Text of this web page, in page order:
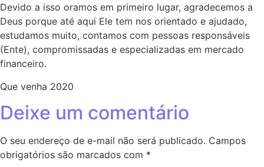
Devido a isso oramos em primeiro lugar, agradecemos a
Deus porque até aqui Ele tem nos orientado e ajudado,
estudamos muito, contamos com pessoas responsáveis
(Ente), compromissadas e especializadas em mercado
financeiro.
Que venha 2020
Deixe um comentário
O seu endereço de e-mail não será publicado. Campos
obrigatórios são marcados com *